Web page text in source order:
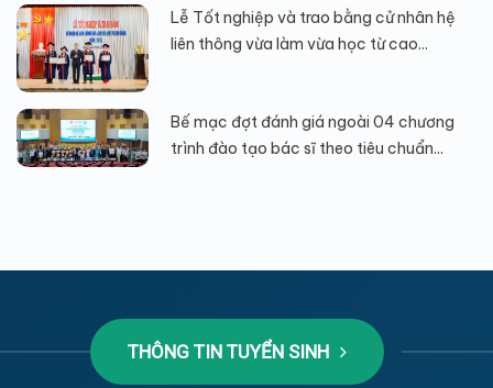
Lễ Tốt nghiệp và trao bằng cử nhân hệ
liên thông vừa làm vừa học từ cao...
Bế mạc đợt đánh giá ngoài 04 chương
trình đào tạo bác sĩ theo tiêu chuẩn...
THÔNG TIN TUYỂN SINH